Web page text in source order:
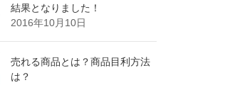
結果となりました！
2016年10月10日
売れる商品とは？商品目利方法
は？